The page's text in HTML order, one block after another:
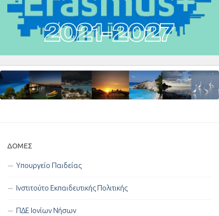
ΔΟΜΈΣ
Υπουργείο Παιδείας
Ινστιτούτο Εκπαιδευτικής Πολιτικής
ΠΔΕ Ιονίων Νήσων